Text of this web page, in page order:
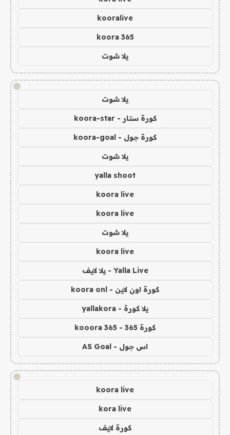
kooralive
koora 365
يلا شوت
!
يلا شوت
كورة ستار - koora-star
كورة جول - koora-goal
يلا شوت
yalla shoot
koora live
koora live
يلا شوت
koora live
Yalla Live - يلا لايف
كورة اون لاين - koora onl
يلا كورة - yallakora
كورة 365 - kooora 365
اس جول - AS Goal
!
koora live
kora live
كورة لايف